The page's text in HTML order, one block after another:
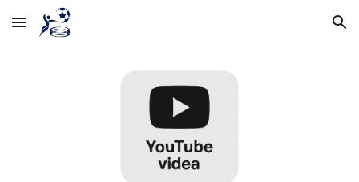
Skip to main content Skip to navigation